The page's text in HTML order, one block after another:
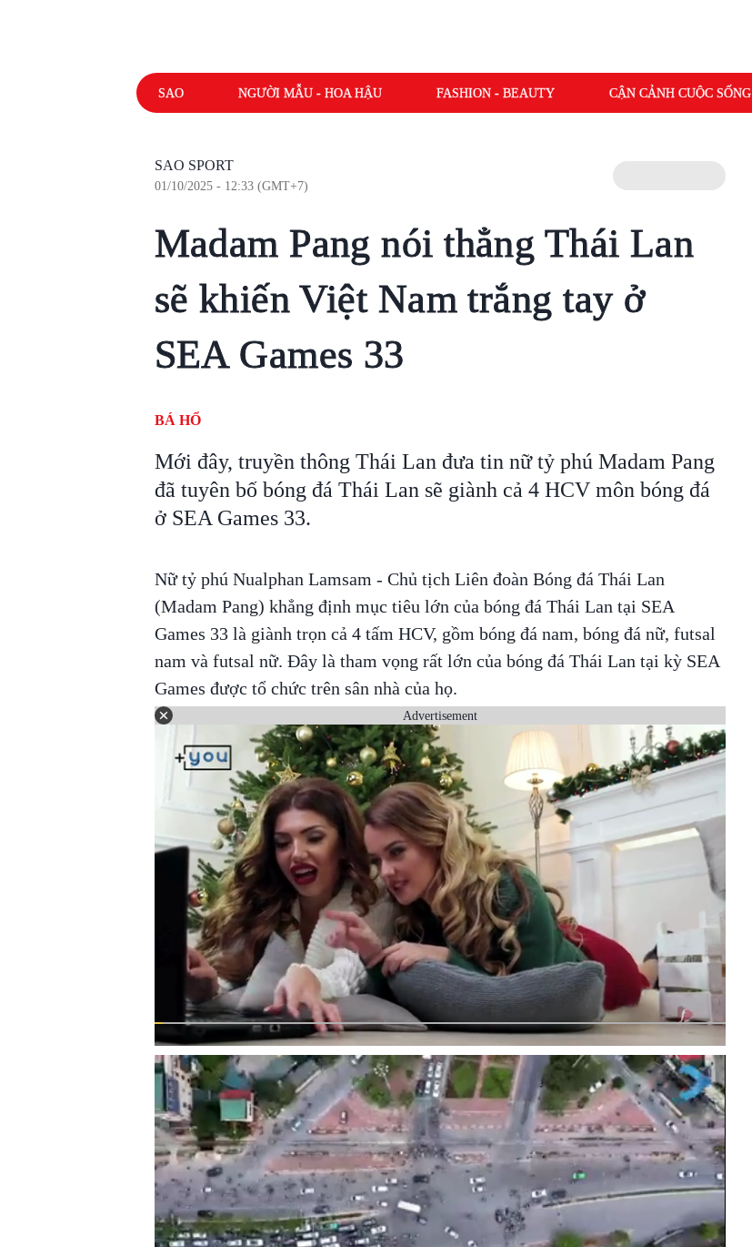
SAO NGƯỜI MẪU - HOA HẬU FASHION - BEAUTY CẬN CẢNH CUỘC SỐNG
SAO SPORT
01/10/2025 - 12:33 (GMT+7)
Madam Pang nói thẳng Thái Lan
sẽ khiến Việt Nam trắng tay ở
SEA Games 33
BÁ HỔ
Mới đây, truyền thông Thái Lan đưa tin nữ tỷ phú Madam Pang
đã tuyên bố bóng đá Thái Lan sẽ giành cả 4 HCV môn bóng đá
ở SEA Games 33.
Nữ tỷ phú Nualphan Lamsam - Chủ tịch Liên đoàn Bóng đá Thái Lan
(Madam Pang) khẳng định mục tiêu lớn của bóng đá Thái Lan tại SEA
Games 33 là giành trọn cả 4 tấm HCV, gồm bóng đá nam, bóng đá nữ, futsal
nam và futsal nữ. Đây là tham vọng rất lớn của bóng đá Thái Lan tại kỳ SEA
Games được tổ chức trên sân nhà của họ.
Advertisement